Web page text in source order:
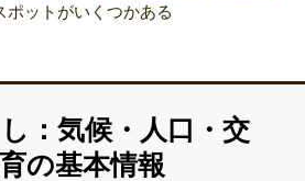
ットがいくつかある
：気候・人口・交
の基本情報